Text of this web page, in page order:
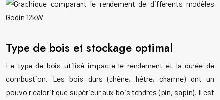
Type de bois et stockage optimal
Le type de bois utilisé impacte le rendement et la durée de
combustion. Les bois durs (chêne, hêtre, charme) ont un
pouvoir calorifique supérieur aux bois tendres (pin, sapin). Il est